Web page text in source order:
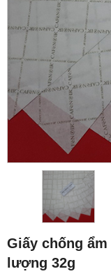
Giấy chống
lượng 32g